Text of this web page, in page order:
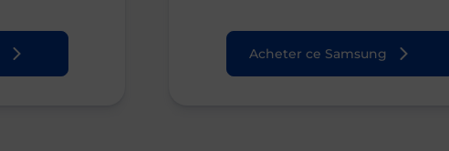
Acheter ce Samsung